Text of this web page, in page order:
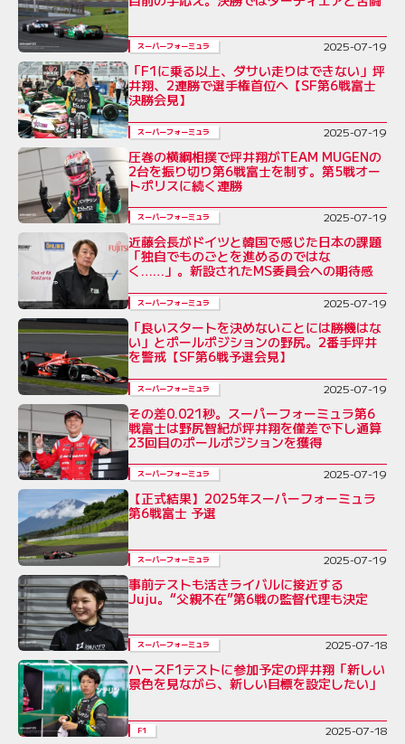
スーパーフォーミュラ 2025-07-19
「F1に乗る以上、ダサい走りはできない」坪
井翔、2連勝で選手権首位へ【SF第6戦富士
決勝会見】
スーパーフォーミュラ 2025-07-19
圧巻の横綱相撲で坪井翔がTEAM MUGENの
2台を振り切り第6戦富士を制す。第5戦オー
トポリスに続く連勝
スーパーフォーミュラ 2025-07-19
近藤会長がドイツと韓国で感じた日本の課題
「独自でものごとを進めるのではな
く……」。新設されたMS委員会への期待感
スーパーフォーミュラ 2025-07-19
「良いスタートを決めないことには勝機はな
い」とポールポジションの野尻。2番手坪井
を警戒【SF第6戦予選会見】
スーパーフォーミュラ 2025-07-19
その差0.021秒。スーパーフォーミュラ第6
戦富士は野尻智紀が坪井翔を僅差で下し通算
23回目のポールポジションを獲得
スーパーフォーミュラ 2025-07-19
【正式結果】2025年スーパーフォーミュラ
第6戦富士 予選
スーパーフォーミュラ 2025-07-19
事前テストも活きライバルに接近する
Juju。“父親不在”第6戦の監督代理も決定
スーパーフォーミュラ 2025-07-18
ハースF1テストに参加予定の坪井翔「新しい
景色を見ながら、新しい目標を設定したい」
F1 2025-07-18